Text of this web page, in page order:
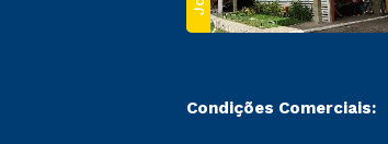
Condições Comerciais: